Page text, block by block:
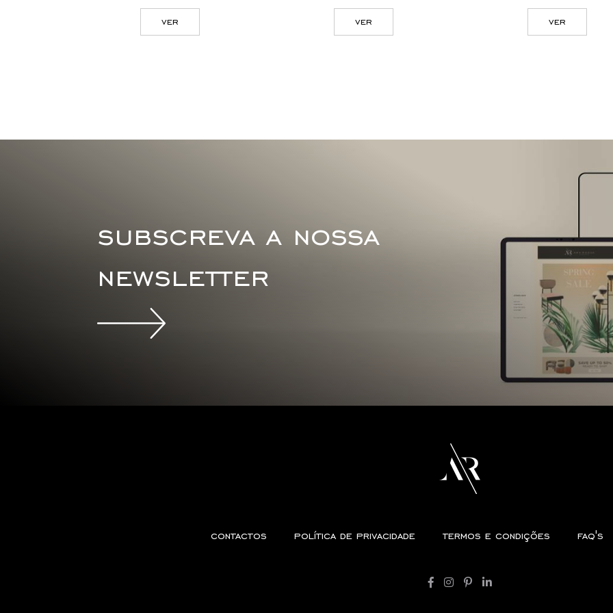
ver ver ver
subscreva a nossa
newsletter
contactos política de privacidade termos e condições faq's